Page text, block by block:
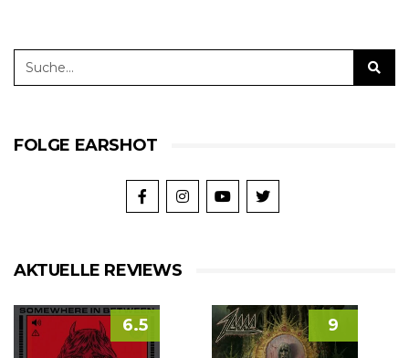
FOLGE EARSHOT
AKTUELLE REVIEWS
6.5 9